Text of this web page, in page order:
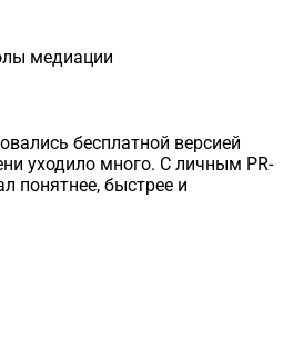
медиации
бесплатной версией
уходило много. С личным PR-
понятнее, быстрее и